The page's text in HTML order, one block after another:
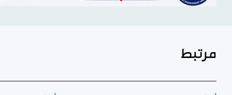
مرتبط